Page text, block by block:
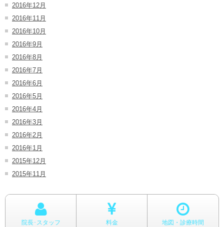
2016年12月
2016年11月
2016年10月
2016年9月
2016年8月
2016年7月
2016年6月
2016年5月
2016年4月
2016年3月
2016年2月
2016年1月
2015年12月
2015年11月
院長･スタッフ 料金 地図・診療時間